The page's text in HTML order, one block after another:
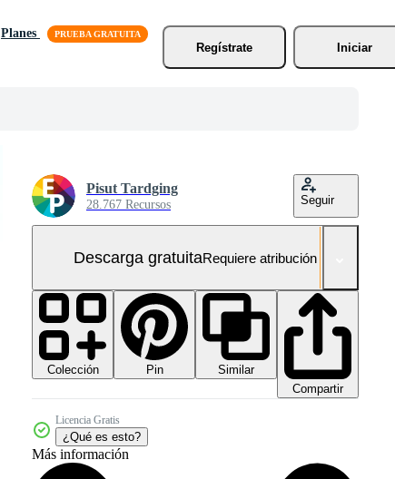
Planes
Regístrate
Iniciar
Pisut Tardging
28.767 Recursos Seguir
Descarga gratuitaRequiere atribución
Colección Pin
Similar
Compartir
Licencia Gratis
¿Qué es esto?
Más información